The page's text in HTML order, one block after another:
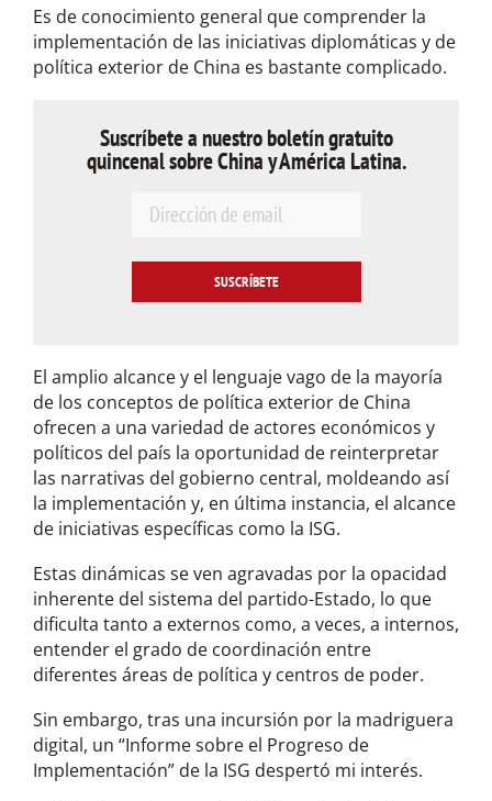
Es de conocimiento general que comprender la
implementación de las iniciativas diplomáticas y de
política exterior de China es bastante complicado.
Suscríbete a nuestro boletín gratuito
quincenal sobre China y América Latina.
El amplio alcance y el lenguaje vago de la mayoría
de los conceptos de política exterior de China
ofrecen a una variedad de actores económicos y
políticos del país la oportunidad de reinterpretar
las narrativas del gobierno central, moldeando así
la implementación y, en última instancia, el alcance
de iniciativas específicas como la ISG.
Estas dinámicas se ven agravadas por la opacidad
inherente del sistema del partido-Estado, lo que
dificulta tanto a externos como, a veces, a internos,
entender el grado de coordinación entre
diferentes áreas de política y centros de poder.
Sin embargo, tras una incursión por la madriguera
digital, un “Informe sobre el Progreso de
Implementación” de la ISG despertó mi interés.